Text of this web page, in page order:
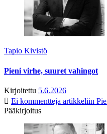
Tapio Kivistö
Pieni virhe, suuret vahingot
Kirjoitettu 5.6.2026
Ei kommentteja artikkeliin
Pääkirjoitus